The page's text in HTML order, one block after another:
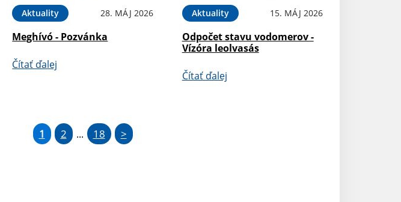
Aktuality 28. MÁJ 2026
Meghívó - Pozvánka
Čítať ďalej
Aktuality 15. MÁJ 2026
Odpočet stavu vodomerov -
Vízóra leolvasás
Čítať ďalej
1 2 ... 18 >